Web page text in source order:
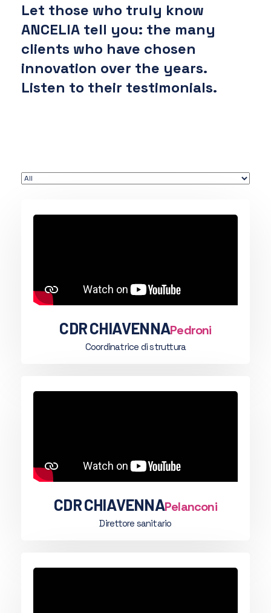
Let those who truly know
ANCELIA tell you: the many
clients who have chosen
innovation over the years.
Listen to their testimonials.
CDR CHIAVENNAPedroni
Coordinatrice di struttura
CDR CHIAVENNAPelanconi
Direttore sanitario